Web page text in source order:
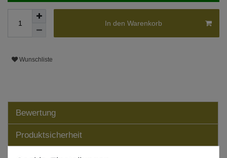
In den Warenkorb
Wunschliste
Bewertung
Produktsicherheit